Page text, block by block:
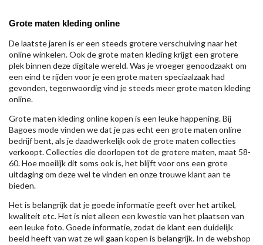
Grote maten kleding online
De laatste jaren is er een steeds grotere verschuiving naar het
online winkelen. Ook de grote maten kleding krijgt een grotere
plek binnen deze digitale wereld. Was je vroeger genoodzaakt om
een eind te rijden voor je een grote maten speciaalzaak had
gevonden, tegenwoordig vind je steeds meer grote maten kleding
online.
Grote maten kleding online kopen is een leuke happening. Bij
Bagoes mode vinden we dat je pas echt een grote maten online
bedrijf bent, als je daadwerkelijk ook de grote maten collecties
verkoopt. Collecties die doorlopen tot de grotere maten, maat 58-
60. Hoe moeilijk dit soms ook is, het blijft voor ons een grote
uitdaging om deze wel te vinden en onze trouwe klant aan te
bieden.
Het is belangrijk dat je goede informatie geeft over het artikel,
kwaliteit etc. Het is niet alleen een kwestie van het plaatsen van
een leuke foto. Goede informatie, zodat de klant een duidelijk
beeld heeft van wat ze wil gaan kopen is belangrijk. In de webshop